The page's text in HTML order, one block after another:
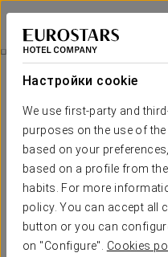
Настройки cookie
We use first-party and
purposes on the use of
based on your
based on a profile from
habits. For more
policy. You can accept all
button or you can
on "Configure". Cookies
Eurostars Montgomery
БРЮССЕЛЬ
Ужин В Нашем Ресторане
40€